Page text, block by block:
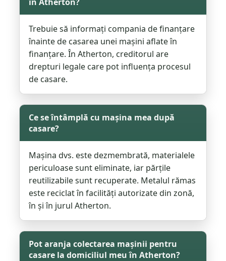
Trebuie să informați compania de finanțare
înainte de casarea unei mașini aflate în
finanțare. În Atherton, creditorul are
drepturi legale care pot influența procesul
de casare.
Ce se întâmplă cu mașina mea după
casare?
Mașina dvs. este dezmembrată, materialele
periculoase sunt eliminate, iar părțile
reutilizabile sunt recuperate. Metalul rămas
este reciclat în facilități autorizate din zonă,
în și în jurul Atherton.
Pot aranja colectarea mașinii pentru
casare la domiciliul meu în Atherton?